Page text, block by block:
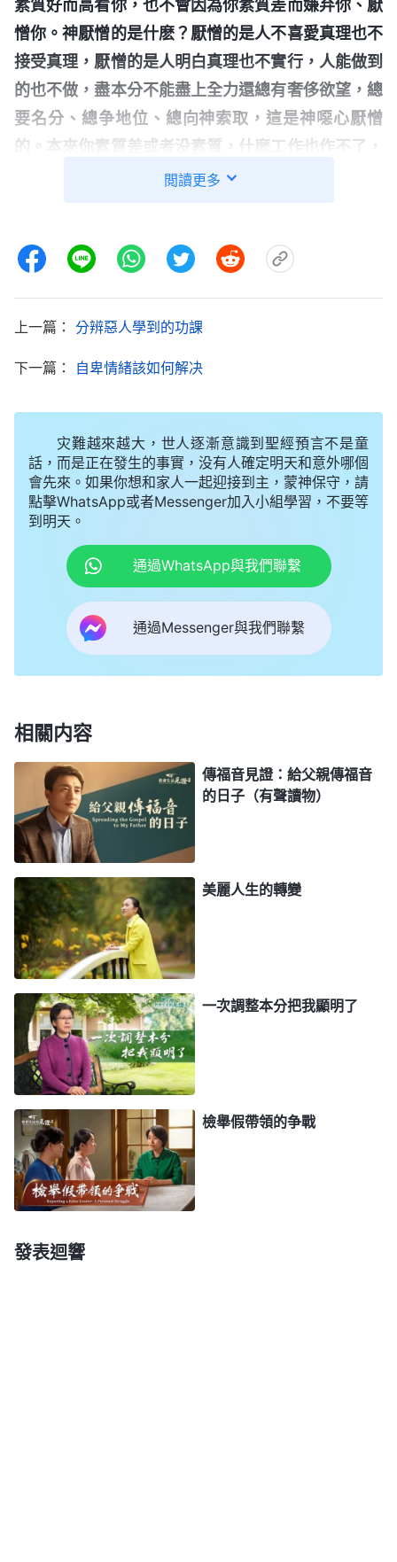
素質好而高看你，也不會因為你素質差而嫌弃你、厭
憎你。神厭憎的是什麽？厭憎的是人不喜愛真理也不
接受真理，厭憎的是人明白真理也不實行，人能做到
的也不做，盡本分不能盡上全力還總有奢侈欲望，總
要名分、總争地位、總向神索取，這是神噁心厭憎
的。本來你素質差或者没素質，什麽工作也作不了，
你還總要當帶領，總要争奪地位權勢，還總想讓神給
給了你該得的，你已經從神得着很多了，你還有無理
的智商，但神并没有把你當動物一樣對待，還把你當
神領受神所給你的一切，能盡什麽本分就盡什麽本
吧，讓我當組長、當負責人，讓我當帶領，最好讓我
什麽累活都不用做，神家白養活我，讓我不用出力受
累，做我自己想做的』，這都是無理要求，這不是受
造之物該有的表現、該提出的要求。神没有按照你素
質差對待你，還揀選你給你機會盡本分，這是神的高
抬，你不應該得寸進尺向神提無理要求，而是應該感
謝神，盡好本分還報神的愛，這是神對你的要求。你
素質差，但神也没有按素質好的標準來要求你，你没
架，只不過是你自己總有奢侈欲望，總不甘心做普通
人、做素質差的平凡人，是你不想做這些出力的不露
臉的活兒，盡本分總嫌苦怕累、挑挑揀揀，總任性，
總有個人的打算、喜好，并不是神對不起你。那人應
該怎樣正確對待自己的素質呢？一方面，神給你什麽
樣的素質你都應該從神領受，順服神的主宰安排，這
是人最起碼應該具備的思想觀點，這個觀點是正確
的，到哪兒都能站立得住，這是萬變不離其宗的真理
原則。」《話・卷七 關于追求真理・怎樣追求真理
（七）》看了神的話，我蒙羞慚愧。神不會把難擔的
擔子强加給人，神對人的要求都是人能達到的。神希
望我們能順服神的主宰安排，踏踏實實、安分守己地
盡好自己的本分。而我不明白神的心意，不想順服神
的主宰安排，看到自己素質不如别人就消極怠工，還
埋怨神怎麽不給我好的素質。後來我想努力提高自己
的業務能力，達不到就消極誤解、逃避本分，真是太
悖逆了！我素質是差一些，不如其他弟兄姊妹做事效
瞧我，還鼓勵幫助我，是我太不識好歹了，為了自己
閲讀更多
上一篇： 分辨惡人學到的功課
下一篇： 自卑情緒該如何解决
灾難越來越大，世人逐漸意識到聖經預言不是童
話，而是正在發生的事實，没有人確定明天和意外哪個
會先來。如果你想和家人一起迎接到主，蒙神保守，請
點擊WhatsApp或者Messenger加入小組學習，不要等
到明天。
通過WhatsApp與我們聯繫
通過Messenger與我們聯繫
相關内容
傳福音見證：給父親傳福音
的日子（有聲讀物）
美麗人生的轉變
一次調整本分把我顯明了
檢舉假帶領的争戰
發表迴響